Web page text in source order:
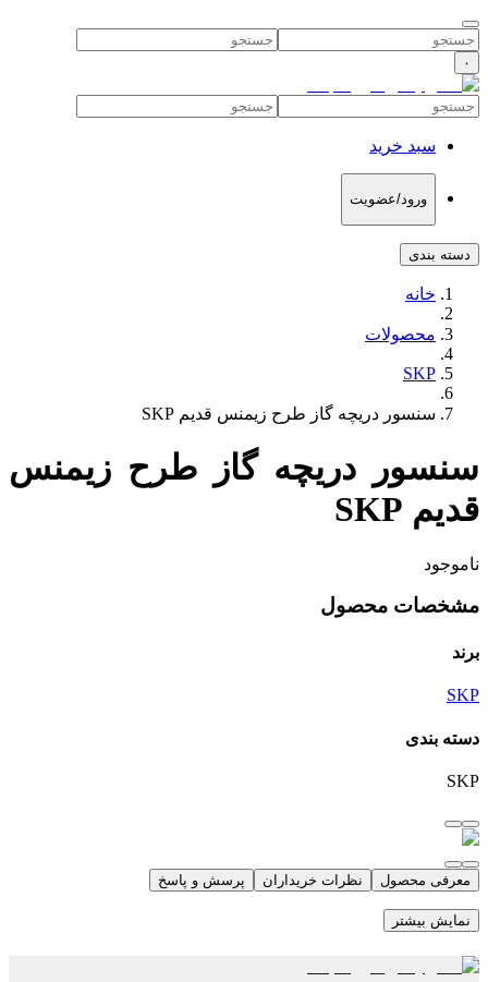
۰
سبد خرید
ورود/عضویت
دسته بندی
خانه
محصولات
SKP
سنسور دریچه گاز طرح زیمنس قدیم SKP
سنسور دریچه گاز طرح زیمنس
قدیم SKP
ناموجود
مشخصات محصول
برند
SKP
دسته بندی
SKP
معرفی محصول نظرات خریداران پرسش و پاسخ
نمایش بیشتر